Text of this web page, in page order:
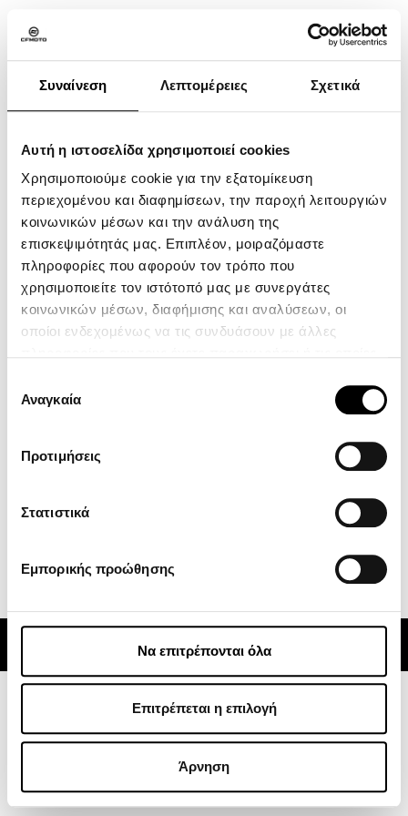
Συναίνεση Λεπτομέρειες Σχετικά
Αυτή η ιστοσελίδα χρησιμοποιεί cookies
Χρησιμοποιούμε cookie για την εξατομίκευση
περιεχομένου και διαφημίσεων, την παροχή λειτουργιών
κοινωνικών μέσων και την ανάλυση της
επισκεψιμότητάς μας. Επιπλέον, μοιραζόμαστε
πληροφορίες που αφορούν τον τρόπο που
χρησιμοποιείτε τον ιστότοπό μας με συνεργάτες
κοινωνικών μέσων, διαφήμισης και αναλύσεων, οι
οποίοι ενδεχομένως να τις συνδυάσουν με άλλες
των υπηρεσιών τους.
συγκατάθεσης
Αναγκαία
Προτιμήσεις
Στατιστικά
Εμπορικής προώθησης
Να επιτρέπονται όλα
Επιτρέπεται η επιλογή
Άρνηση
ΨΗΛΗ ΖΕΛΑΤΙΝΑ
SXS
MOTORCYCLE
YOUTH SERIES
CFMOTO Ride App
Η Εταιρεία
Επικοινωνία
Πολιτική Απορρήτου
Subscribe
Alternative:
© 2024 CFMOTO | ATVs, Motorcycles, Side x Sides | Powered by